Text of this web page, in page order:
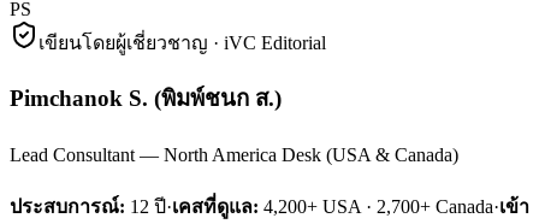
PS
เขียนโดยผู้เชี่ยวชาญ · iVC Editorial
Pimchanok S. (พิมพ์ชนก ส.)
Lead Consultant — North America Desk (USA & Canada)
ประสบการณ์: 12 ปี·เคสที่ดูแล: 4,200+ USA · 2,700+ Canada·เข้า